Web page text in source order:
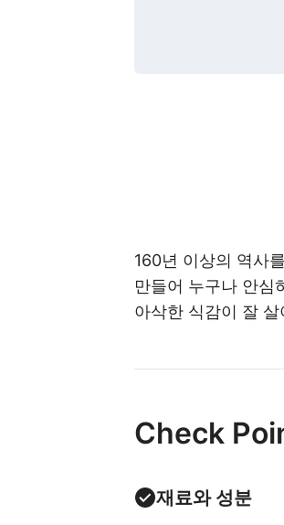
160년 이상의 역사
만들어 누구나 안심
아삭한 식감이 잘
Check
재료와 성분